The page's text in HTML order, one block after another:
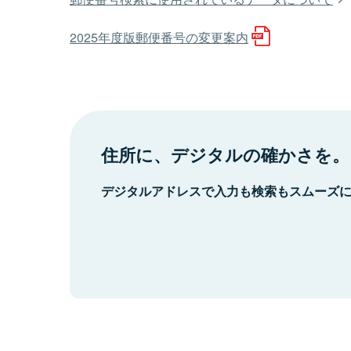
2025年度版郵便番号の変更案内
住所に、デジタルの確かさを。
デジタルアドレスで入力も検索もスムーズ